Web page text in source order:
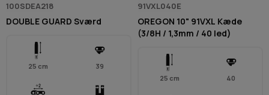
100SDEA218
DOUBLE GUARD Sværd
25 cm 39
91VXL040E
OREGON 10" 91VXL Kæde
(3/8H / 1,3mm / 40 led)
25 cm 40